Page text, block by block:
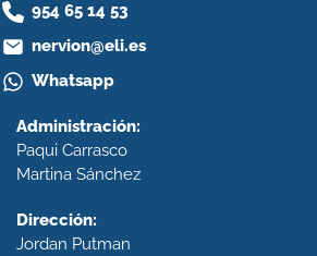
954 65 14 53
nervion@eli.es
Whatsapp
Administración:
Paqui Carrasco
Martina Sánchez
Dirección:
Jordan Putman